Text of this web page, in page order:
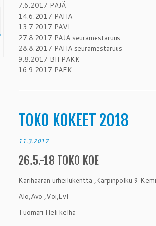
7.6.2017 PAJÄ
14.6.2017 PAHA
13.7.2017 PAVI
27.8.2017 PAJÄ seuramestaruus
28.8.2017 PAHA seuramestaruus
9.8.2017 BH PAKK
16.9.2017 PAEK
TOKO KOKEET 2018
11.3.2017
26.5.-18 TOKO KOE
Karihaaran urheilukenttä ,Karpinpolku 9 Kemi
Alo,Avo ,Voi,Evl
Tuomari Heli kelhä